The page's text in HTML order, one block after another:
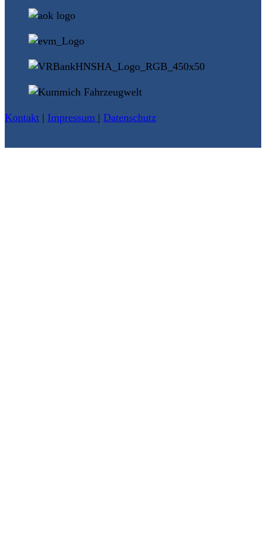
Kontakt | Impressum | Datenschutz